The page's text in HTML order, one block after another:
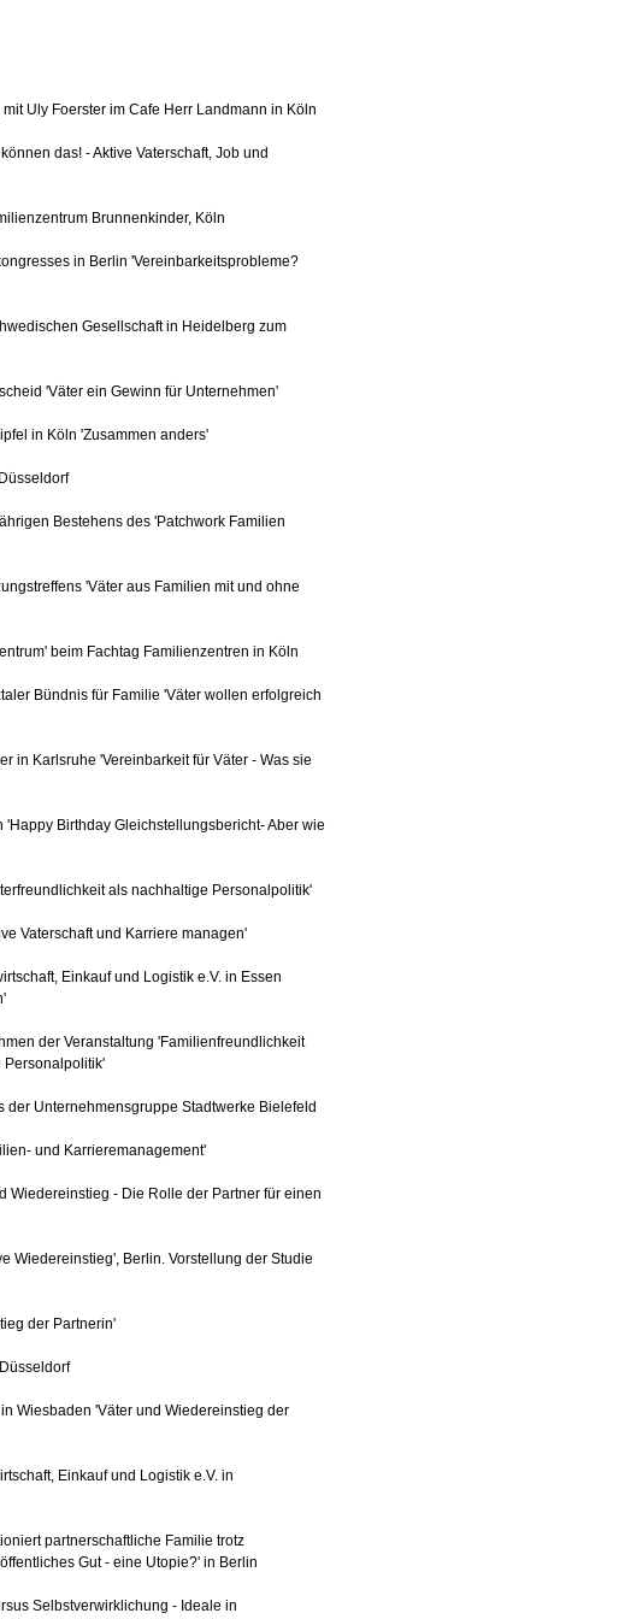
Uly Foerster im Cafe Herr Landmann in Köln
das! - Aktive Vaterschaft, Job und
Brunnenkinder, Köln
in Berlin 'Vereinbarkeitsprobleme?
Gesellschaft in Heidelberg zum
'Väter ein Gewinn für Unternehmen'
in Köln 'Zusammen anders'
Bestehens des 'Patchwork Familien
'Väter aus Familien mit und ohne
beim Fachtag Familienzentren in Köln
Bündnis für Familie 'Väter wollen erfolgreich
in Karlsruhe 'Vereinbarkeit für Väter - Was sie
Birthday Gleichstellungsbericht- Aber wie
als nachhaltige Personalpolitik'
Vaterschaft und Karriere managen'
Einkauf und Logistik e.V. in Essen
der Veranstaltung 'Familienfreundlichkeit
Personalpolitik'
Unternehmensgruppe Stadtwerke Bielefeld
und Karrieremanagement'
Wiedereinstieg - Die Rolle der Partner für einen
Wiedereinstieg', Berlin. Vorstellung der Studie
der Partnerin'
Wiesbaden 'Väter und Wiedereinstieg der
Einkauf und Logistik e.V. in
partnerschaftliche Familie trotz
Gut - eine Utopie?' in Berlin
Selbstverwirklichung - Ideale in